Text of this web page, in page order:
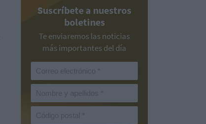
Suscríbete a nuestros
boletines
Te enviaremos las noticias
más importantes del día